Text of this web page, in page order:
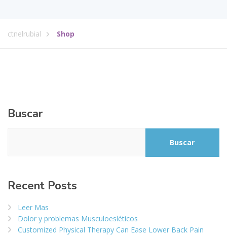
ctnelrubial Shop
Buscar
Buscar
Recent Posts
Leer Mas
Dolor y problemas Musculoesléticos
Customized Physical Therapy Can Ease Lower Back Pain